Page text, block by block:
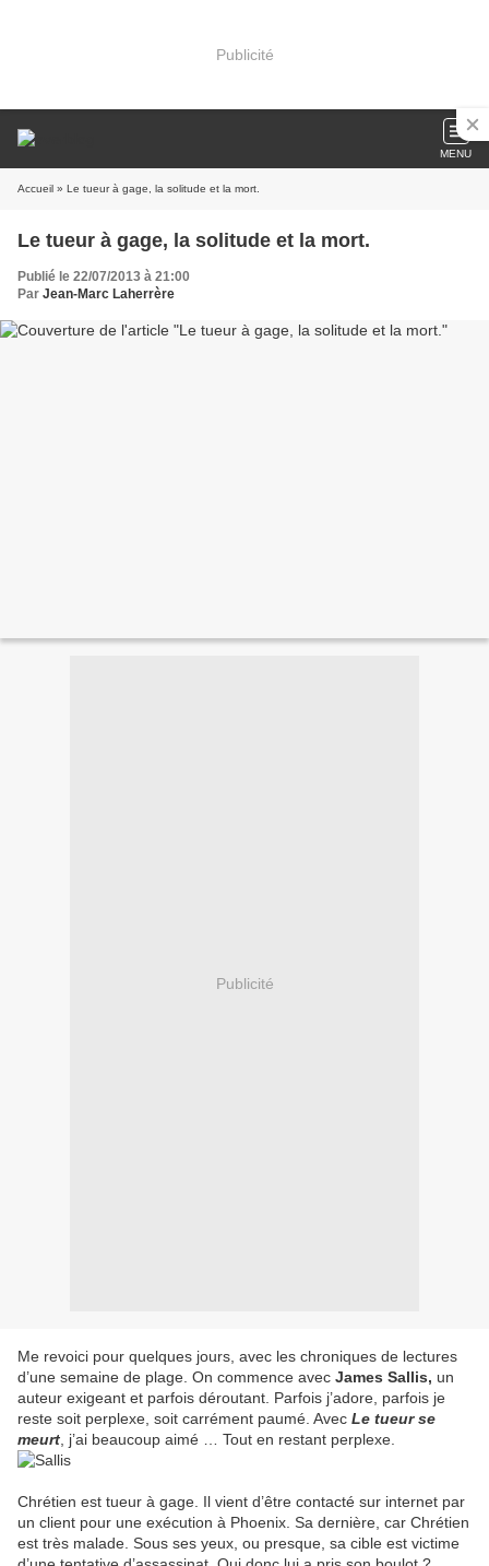
Publicité
MENU
Accueil » Le tueur à gage, la solitude et la mort.
Le tueur à gage, la solitude et la mort.
Publié le 22/07/2013 à 21:00
Par Jean-Marc Laherrère
Publicité
Me revoici pour quelques jours, avec les chroniques de lectures
d’une semaine de plage. On commence avec James Sallis, un
auteur exigeant et parfois déroutant. Parfois j’adore, parfois je
reste soit perplexe, soit carrément paumé. Avec Le tueur se
meurt , j’ai beaucoup aimé … Tout en restant perplexe.
Chrétien est tueur à gage. Il vient d’être contacté sur internet par
un client pour une exécution à Phoenix. Sa dernière, car Chrétien
est très malade. Sous ses yeux, ou presque, sa cible est victime